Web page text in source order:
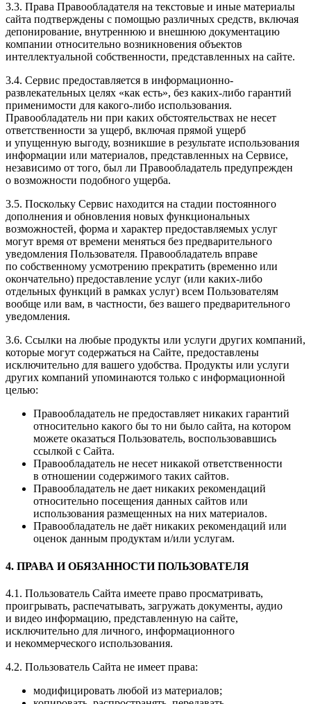
3.3. Права Правообладателя на текстовые и иные материалы
сайта подтверждены с помощью различных средств, включая
депонирование, внутреннюю и внешнюю документацию
компании относительно возникновения объектов
интеллектуальной собственности, представленных на сайте.
3.4. Сервис предоставляется в информационно-
развлекательных целях «как есть», без каких-либо гарантий
применимости для какого-либо использования.
Правообладатель ни при каких обстоятельствах не несет
ответственности за ущерб, включая прямой ущерб
и упущенную выгоду, возникшие в результате использования
информации или материалов, представленных на Сервисе,
независимо от того, был ли Правообладатель предупрежден
о возможности подобного ущерба.
3.5. Поскольку Сервис находится на стадии постоянного
дополнения и обновления новых функциональных
возможностей, форма и характер предоставляемых услуг
могут время от времени меняться без предварительного
уведомления Пользователя. Правообладатель вправе
по собственному усмотрению прекратить (временно или
окончательно) предоставление услуг (или каких-либо
отдельных функций в рамках услуг) всем Пользователям
вообще или вам, в частности, без вашего предварительного
уведомления.
3.6. Ссылки на любые продукты или услуги других компаний,
которые могут содержаться на Сайте, предоставлены
исключительно для вашего удобства. Продукты или услуги
других компаний упоминаются только с информационной
целью:
Правообладатель не предоставляет никаких гарантий
относительно какого бы то ни было сайта, на котором
можете оказаться Пользователь, воспользовавшись
ссылкой с Сайта.
Правообладатель не несет никакой ответственности
в отношении содержимого таких сайтов.
Правообладатель не дает никаких рекомендаций
относительно посещения данных сайтов или
использования размещенных на них материалов.
Правообладатель не даёт никаких рекомендаций или
оценок данным продуктам и/или услугам.
4. ПРАВА И ОБЯЗАННОСТИ ПОЛЬЗОВАТЕЛЯ
4.1. Пользователь Сайта имеете право просматривать,
проигрывать, распечатывать, загружать документы, аудио
и видео информацию, представленную на сайте,
исключительно для личного, информационного
и некоммерческого использования.
4.2. Пользователь Сайта не имеет права:
модифицировать любой из материалов;